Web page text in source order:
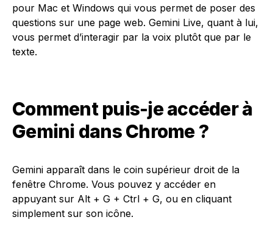
pour Mac et Windows qui vous permet de poser des
questions sur une page web. Gemini Live, quant à lui,
vous permet d’interagir par la voix plutôt que par le
texte.
Comment puis-je accéder à
Gemini dans Chrome ?
Gemini apparaît dans le coin supérieur droit de la
fenêtre Chrome. Vous pouvez y accéder en
appuyant sur Alt + G + Ctrl + G, ou en cliquant
simplement sur son icône.